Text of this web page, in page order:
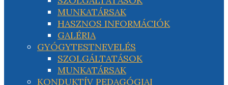
MUNKATÁRSAK
HASZNOS INFORMÁCIÓK
GALÉRIA
GYÓGYTESTNEVELÉS
SZOLGÁLTATÁSOK
MUNKATÁRSAK
KONDUKTÍV PEDAGÓGIAI